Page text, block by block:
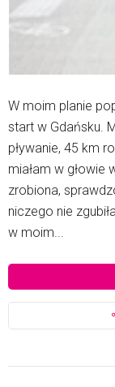
W moim planie
start w Gdańsku.
pływanie, 45 km
miałam w głowie
zrobiona,
niczego nie
w moim...